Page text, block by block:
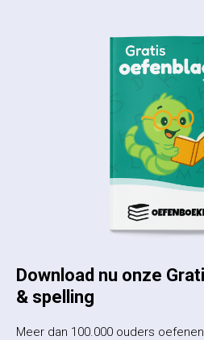
Download nu onze
& spelling
Meer dan 100.000 ouders